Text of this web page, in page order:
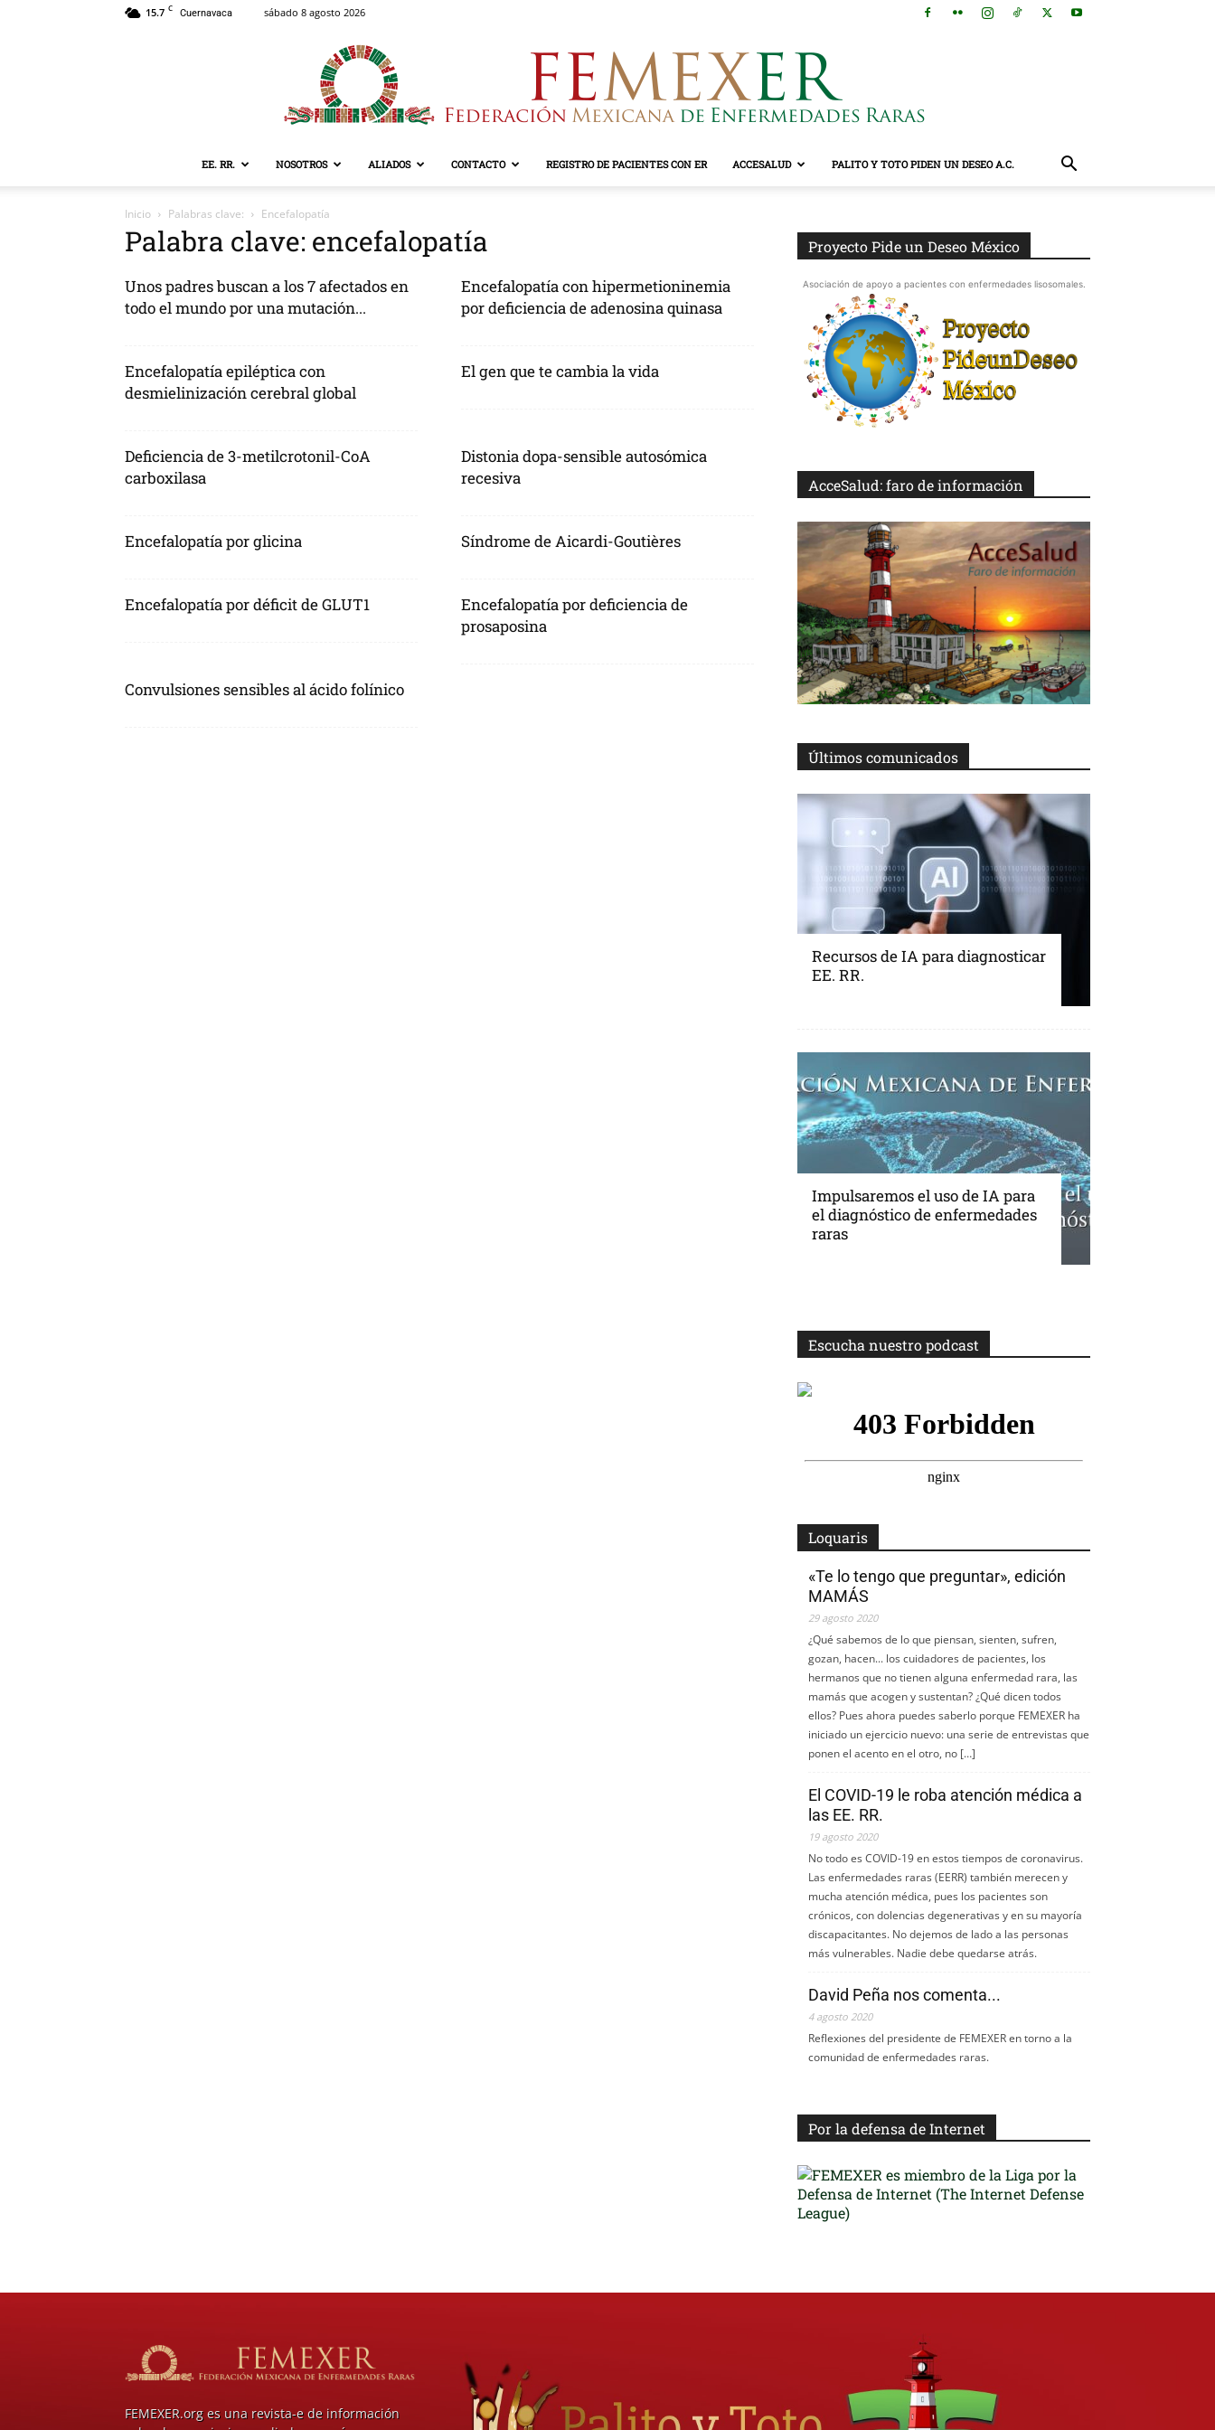
15.7 C Cuernavaca sábado 8 agosto 2026
EE. RR. NOSOTROS ALIADOS CONTACTO REGISTRO DE PACIENTES CON ER ACCESALUD PALITO Y TOTO PIDEN UN DESEO A.C.
Inicio Palabras clave: Encefalopatía
Palabra clave: encefalopatía
Unos padres buscan a los 7 afectados en
todo el mundo por una mutación...
Encefalopatía con hipermetioninemia
por deficiencia de adenosina quinasa
Encefalopatía epiléptica con
desmielinización cerebral global
El gen que te cambia la vida
Deficiencia de 3-metilcrotonil-CoA
carboxilasa
Distonia dopa-sensible autosómica
recesiva
Encefalopatía por glicina Síndrome de Aicardi-Goutières
Encefalopatía por déficit de GLUT1
Encefalopatía por deficiencia de
prosaposina
Convulsiones sensibles al ácido folínico
Proyecto Pide un Deseo México
Asociación de apoyo a pacientes con enfermedades lisosomales.
AcceSalud: faro de información
Últimos comunicados
Recursos de IA para diagnosticar
EE. RR.
Impulsaremos el uso de IA para
el diagnóstico de enfermedades
raras
Escucha nuestro podcast
Loquaris
«Te lo tengo que preguntar», edición
MAMÁS
29 agosto 2020
¿Qué sabemos de lo que piensan, sienten, sufren,
gozan, hacen... los cuidadores de pacientes, los
hermanos que no tienen alguna enfermedad rara, las
mamás que acogen y sustentan? ¿Qué dicen todos
ellos? Pues ahora puedes saberlo porque FEMEXER ha
iniciado un ejercicio nuevo: una serie de entrevistas que
ponen el acento en el otro, no […]
El COVID-19 le roba atención médica a
las EE. RR.
19 agosto 2020
No todo es COVID-19 en estos tiempos de coronavirus.
Las enfermedades raras (EERR) también merecen y
mucha atención médica, pues los pacientes son
crónicos, con dolencias degenerativas y en su mayoría
discapacitantes. No dejemos de lado a las personas
más vulnerables. Nadie debe quedarse atrás.
David Peña nos comenta...
4 agosto 2020
Reflexiones del presidente de FEMEXER en torno a la
comunidad de enfermedades raras.
Por la defensa de Internet
FEMEXER.org es una revista-e de información